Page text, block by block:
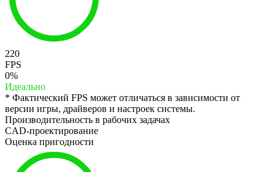
220
FPS
0%
Идеально
* Фактический FPS может отличаться в зависимости от
версии игры, драйверов и настроек системы.
Производительность в рабочих задачах
CAD-проектирование
Оценка пригодности